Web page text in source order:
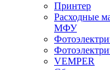
Принтер
Расходные
МФУ
VEMPER